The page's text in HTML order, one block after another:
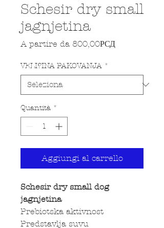
Schesir dry small
jagnjetina
A partire da 800,00РСДPrezzo
VELI?INA PAKOVANJA *
Quantità *
Aggiungi al carrello
Schesir dry small dog
jagnjetina
Prebiotska aktivnost
Predstavlja suvu